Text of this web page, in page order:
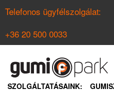
Telefonos ügyfélszolgálat:
+36 20 500 0033
NYÁRI GUMI KERESŐ
SZOLGÁLTATÁSAINK: